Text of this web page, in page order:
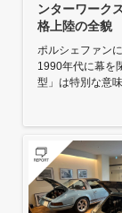
ンターワーク
格上陸の全貌
ポルシェファンに
1990年代に幕を
型」は特別な意